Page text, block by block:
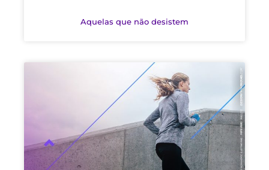
Aquelas que não desistem